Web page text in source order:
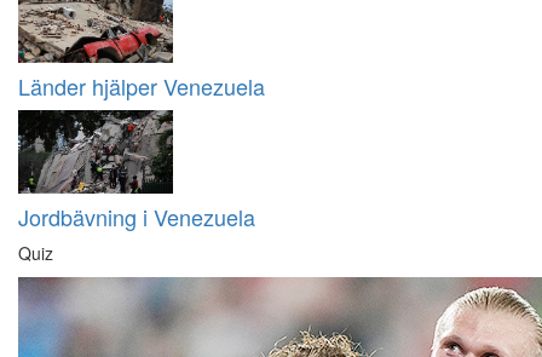
Länder hjälper Venezuela
Jordbävning i Venezuela
Quiz